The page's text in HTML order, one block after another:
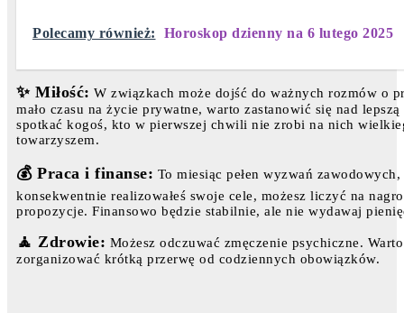
Polecamy również: Horoskop dzienny na 6 lutego 2025
✨ Miłość: W związkach może dojść do ważnych rozmów o
mało czasu na życie prywatne, warto zastanowić się nad
spotkać kogoś, kto w pierwszej chwili nie zrobi na nich
towarzyszem.
💰 Praca i finanse: To miesiąc pełen wyzwań
konsekwentnie realizowałeś swoje cele, możesz liczyć na
propozycje. Finansowo będzie stabilnie, ale nie wydawaj
🧘 Zdrowie: Możesz odczuwać zmęczenie psychiczne.
zorganizować krótką przerwę od codziennych obowiązków.